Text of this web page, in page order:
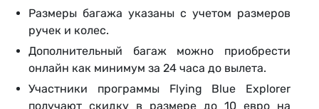
Размеры багажа указаны с учетом размеров
ручек и колес.
Дополнительный багаж можно приобрести
онлайн как минимум за 24 часа до вылета.
Участники программы Flying Blue Explorer
получают скидку в размере до 10 евро на